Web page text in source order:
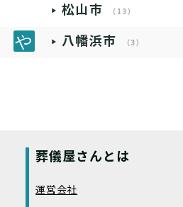
松山市 （13）
八幡浜市 （3）
葬儀屋さんとは
運営会社